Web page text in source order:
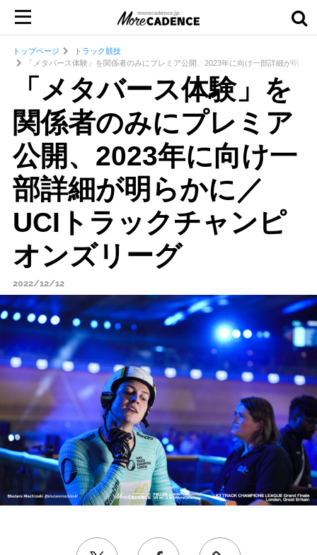
トップページ
トラック競技
「メタバース体験」を関係者のみにプレミア公開、2023年に向け一部詳細が明ら
「メタバース体験」を
関係者のみにプレミア
公開、2023年に向け一
部詳細が明らかに／
UCIトラックチャンピ
オンズリーグ
2022/12/12